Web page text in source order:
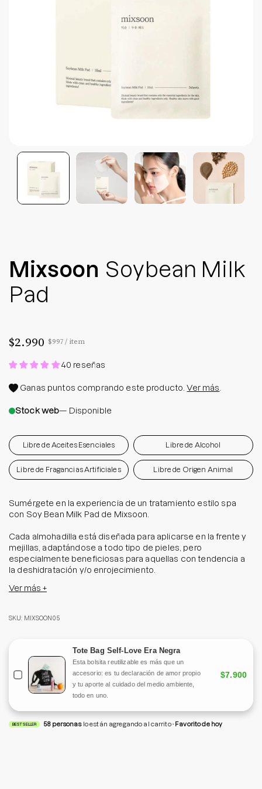
Protector Solar en Barra No.1
Parches para granitos internos
Parches para manchitas pos acné
Mixsoon Soybean Milk
Pad
$2.990 Precio por unidad
$997 /por
item
40 reseñas
Ganas puntos comprando este producto.Ver más
Stock web— Disponible
Libre de Aceites Esenciales Libre de Alcohol
Libre de Fragancias Artificiales Libre de Origen Animal
Sumérgete en la experiencia de un tratamiento estilo spa
con Soy Bean Milk Pad de Mixsoon.
Cada almohadilla está diseñada para aplicarse en la frente y
mejillas, adaptándose a todo tipo de pieles, pero
especialmente beneficiosas para aquellas con tendencia a
la deshidratación y/o enrojecimiento.
En cada aplicación, estas almohadillas ofrecen una
fórmula enriquecida en esencia altamente concentrada de
madecassoside, extracto de houttuynia cordata, extracto de
artemisia y de árbol de té.
Además, la fórmula contiene ceramidas, pantenol y ácido
hialurónico, que proporcionan una hidratación adicional y una
sensación de frescura para revitalizar la piel.
Tamaño: 16 ml/ 3 almohadillas.
Ver más +
SKU: MIXSOON05
Tote Bag Self-Love Era Negra
Esta bolsita reutilizable es más que un
accesorio: es tu declaración de amor propio
y tu aporte al cuidado del medio ambiente,
todo en uno.
$7.900
BEST SELLER 58 personas lo están agregando al carrito Favorito de hoy